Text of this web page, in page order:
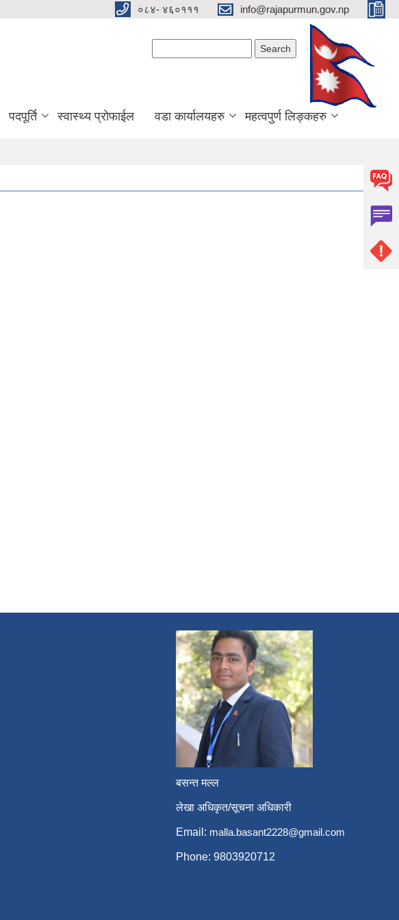
०८४- ४६०१११ info@rajapurmun.gov.np
पदपूर्ति स्वास्थ्य प्रोफाईल वडा कार्यालयहरु महत्वपुर्ण लिङ्कहरु
बसन्त मल्ल
लेखा अधिकृत/सूचना अधिकारी
Email: malla.basant2228@gmail.com
Phone: 9803920712